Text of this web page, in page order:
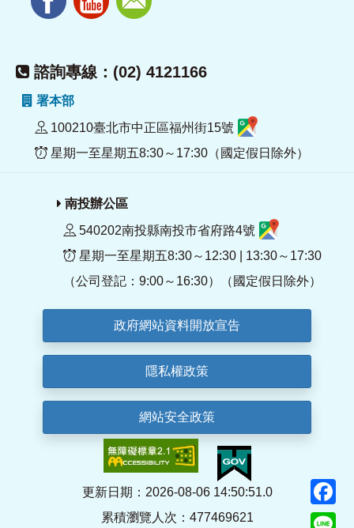
諮詢專線：(02) 4121166
署本部
100210臺北市中正區福州街15號
星期一至星期五8:30～17:30（國定假日除外）
南投辦公區
540202南投縣南投市省府路4號
星期一至星期五8:30～12:30 | 13:30～17:30
（公司登記：9:00～16:30）（國定假日除外）
政府網站資料開放宣告
隱私權政策
網站安全政策
更新日期：2026-08-06 14:50:51.0
累積瀏覽人次：477469621